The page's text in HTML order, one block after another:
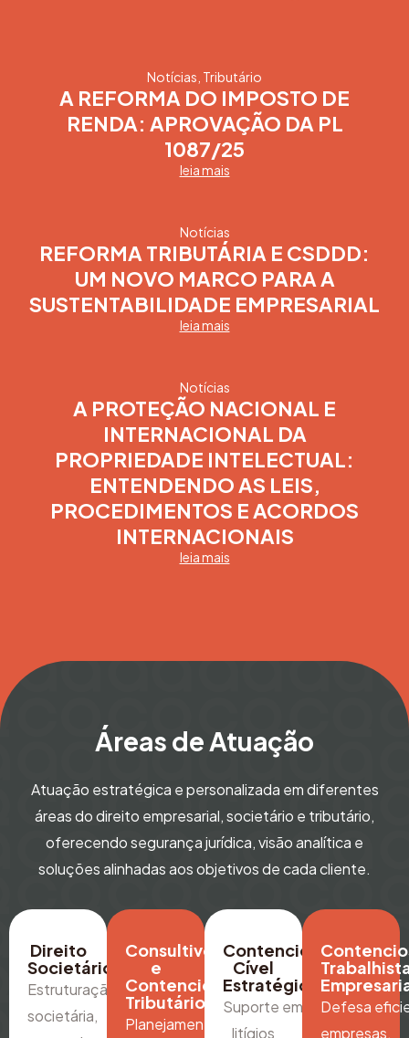
Notícias Tributário
A REFORMA DO IMPOSTO DE
RENDA: APROVAÇÃO DA PL
1087/25
leia mais
Notícias
REFORMA TRIBUTÁRIA E CSDDD:
UM NOVO MARCO PARA A
SUSTENTABILIDADE EMPRESARIAL
leia mais
Notícias
A PROTEÇÃO NACIONAL E
INTERNACIONAL DA
PROPRIEDADE INTELECTUAL:
ENTENDENDO AS LEIS,
PROCEDIMENTOS E ACORDOS
INTERNACIONAIS
leia mais
Áreas de Atuação
Atuação estratégica e personalizada em diferentes
áreas do direito empresarial, societário e tributário,
oferecendo segurança jurídica, visão analítica e
soluções alinhadas aos objetivos de cada cliente.
Direito
Societário
Estruturação
societária,
Consultivo
e
Contencioso
Tributário
Planejamento
Contencioso
Cível
Estratégico
Suporte em
litígios
Defesa
empresas,